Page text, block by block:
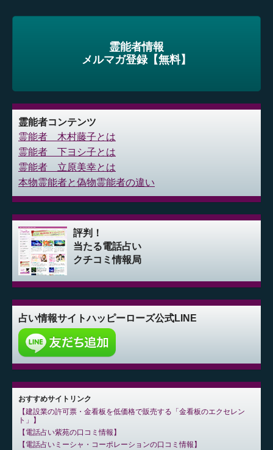
霊能者情報
メルマガ登録【無料】
霊能者コンテンツ
霊能者 木村藤子とは
霊能者 下ヨシ子とは
霊能者 立原美幸とは
本物霊能者と偽物霊能者の違い
評判！
当たる電話占い
クチコミ情報局
占い情報サイトハッピーローズ公式LINE
おすすめサイトリンク
建設業の許可票・金看板を低価格で販売する「金看板のエクセレン
ト」
電話占い紫苑の口コミ情報
電話占いミーシャ・コーポレーションの口コミ情報